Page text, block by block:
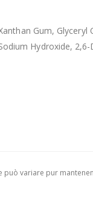
Gum, Glyceryl
Hydroxide,
variare pur